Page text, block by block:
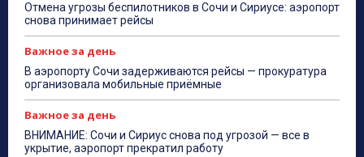
Отмена угрозы беспилотников в Сочи и Сириусе: аэропорт
снова принимает рейсы
Важное за день
В аэропорту Сочи задерживаются рейсы — прокуратура
организовала мобильные приёмные
Важное за день
ВНИМАНИЕ: Сочи и Сириус снова под угрозой — все в
укрытие, аэропорт прекратил работу